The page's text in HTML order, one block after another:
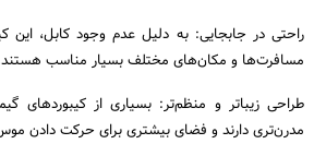
راحتی در جابجایی: به دلیل عدم وجود کابل، این
مسافرت‌ها و مکان‌های مختلف بسیار مناسب
طراحی زیباتر و منظم‌تر: بسیاری از کیبوردهای
مدرن‌تری دارند و فضای بیشتری برای حرکت دادن